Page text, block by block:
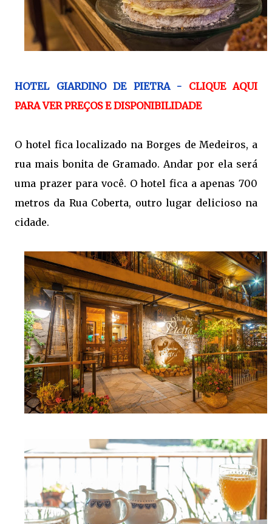
HOTEL GIARDINO DE PIETRA - CLIQUE AQUI
PARA VER PREÇOS E DISPONIBILIDADE
O hotel fica localizado na Borges de Medeiros, a
rua mais bonita de Gramado. Andar por ela será
uma prazer para você. O hotel fica a apenas 700
metros da Rua Coberta, outro lugar delicioso na
cidade.